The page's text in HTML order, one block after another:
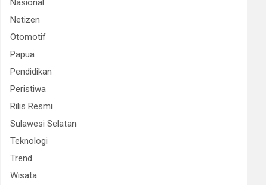
Nasional
Netizen
Otomotif
Papua
Pendidikan
Peristiwa
Rilis Resmi
Sulawesi Selatan
Teknologi
Trend
Wisata